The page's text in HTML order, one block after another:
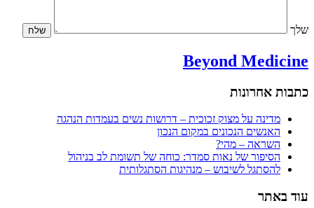
שלך
Beyond Medicine
כתבות אחרונות
מדינה על מצוק זכוכית – דרושות נשים בעמדות הנהגה
האנשים הנכונים במקום הנכון
השראה – מהי?
הסיפור של נאות סמדר: כוחה של תשומת לב בניהול
להסתגל לשיבוש – מנהיגות הסתגלותית
עוד באתר